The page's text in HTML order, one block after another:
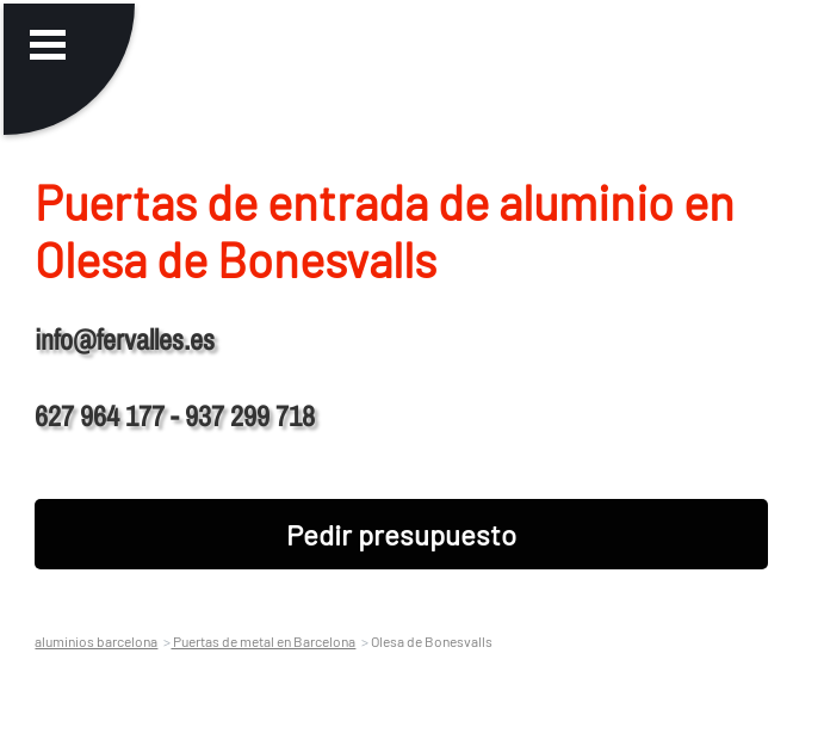
Puertas de entrada de aluminio en
Olesa de Bonesvalls
info@fervalles.es
627 964 177 - 937 299 718
Pedir presupuesto
aluminios barcelona Puertas de metal en Barcelona Olesa de Bonesvalls